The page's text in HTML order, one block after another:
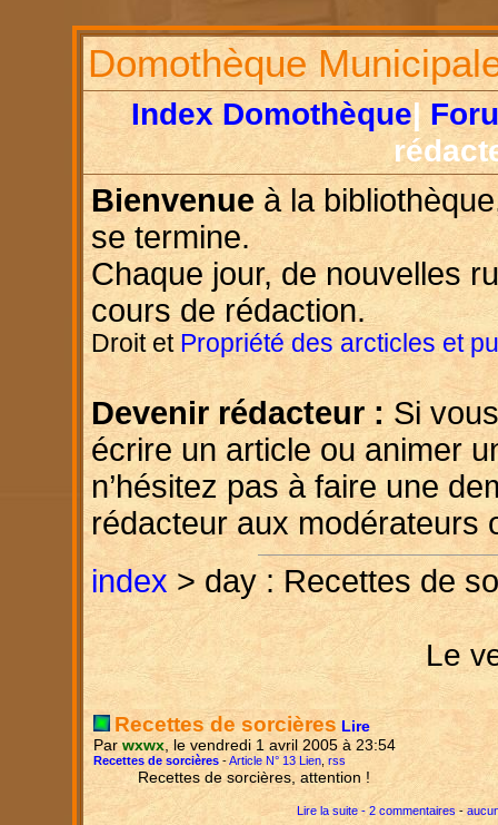
Domothèque
Index Domothèque|
Bienvenue à la
se termine.
Chaque jour, de nouvelles
cours de rédaction.
Droit et Propriété des arcticles et
Devenir rédacteur : Si
écrire un article ou animer
n’hésitez pas à faire une
rédacteur aux modérateurs
index > day : Recettes de
Le
Recettes de sorcières Lire
Par wxwx , le vendredi 1 avril 2005 à 23:54
Recettes de sorcières -Article N° 13 Lien rss
Recettes de sorcières, attention !
Lire la suite - 2 commentaires -